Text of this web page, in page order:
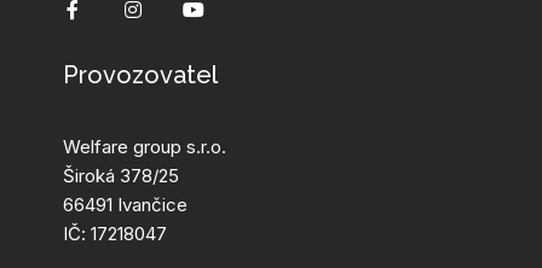
Provozovatel
Welfare group s.r.o.
Široká 378/25
66491 Ivančice
IČ:17218047